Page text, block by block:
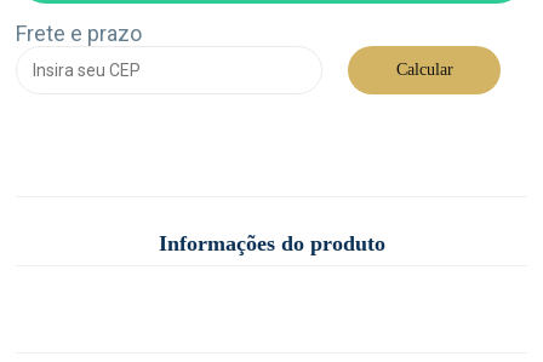
Frete e prazo
Calcular
Informações do produto